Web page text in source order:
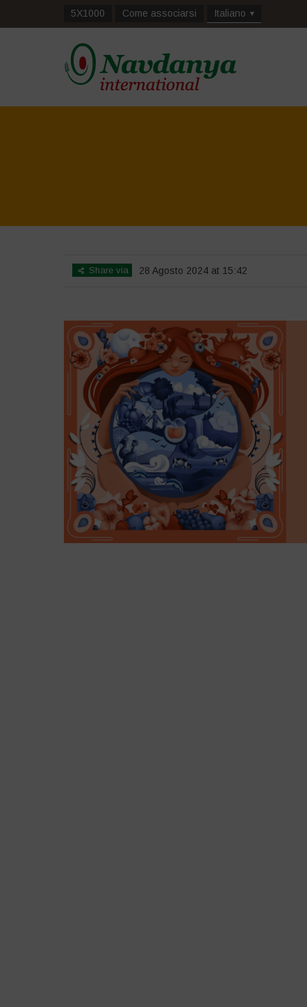
5X1000 Come associarsi Italiano
Share via 28 Agosto 2024 at 15:42